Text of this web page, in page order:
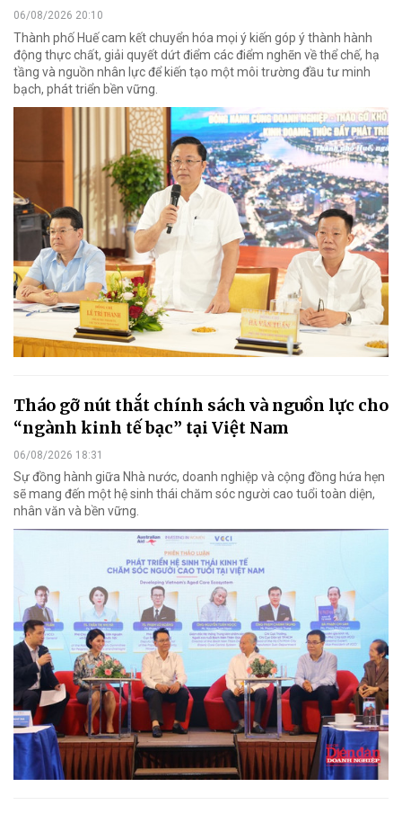
06/08/2026 20:10
Thành phố Huế cam kết chuyển hóa mọi ý kiến góp ý thành hành
động thực chất, giải quyết dứt điểm các điểm nghẽn về thể chế, hạ
tầng và nguồn nhân lực để kiến tạo một môi trường đầu tư minh
bạch, phát triển bền vững.
Tháo gỡ nút thắt chính sách và nguồn lực cho
“ngành kinh tế bạc” tại Việt Nam
06/08/2026 18:31
Sự đồng hành giữa Nhà nước, doanh nghiệp và cộng đồng hứa hẹn
sẽ mang đến một hệ sinh thái chăm sóc người cao tuổi toàn diện,
nhân văn và bền vững.